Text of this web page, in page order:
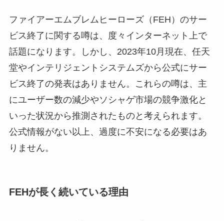
ファイアーエムブレムヒーローズ（FEH）のサー
ビス終了に関する噂は、度々インターネット上で
話題になります。しかし、2023年10月現在、任天
堂やインテリジェントシステムズから公式にサー
ビス終了の発表はありません。これらの噂は、主
にユーザー数の減少やソシャゲ市場の競争激化と
いった状況から推測されたものと考えられます。
公式情報がない以上、過度に不安になる必要はあ
りません。
FEHが長く続いている理由